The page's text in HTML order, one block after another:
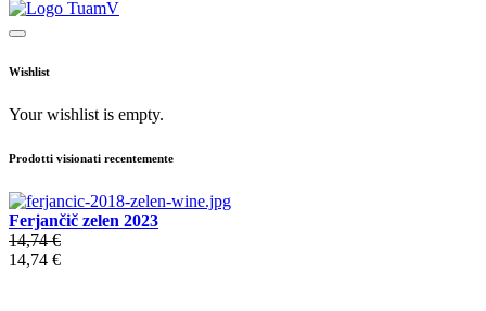
Wishlist
Your wishlist is empty.
Prodotti visionati recentemente
Ferjančič zelen 2023
14,74 €
14,74 €